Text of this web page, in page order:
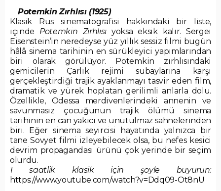
Potemkin Zırhlısı (1925)
Klasik Rus sinematografisi hakkındaki bir liste,
içinde Potemkin Zırhlısı yoksa eksik kalır. Sergei
Eisenstein’in neredeyse yüz yıllık sessiz filmi bugün
hâlâ sinema tarihinin en sürükleyici yapımlarından
biri olarak görülüyor. Potemkin zırhlısındaki
gemicilerin Çarlık rejimi subaylarına karşı
gerçekleştirdiği trajik ayaklanmayı tasvir eden film,
dramatik ve yürek hoplatan gerilimli anlarla dolu.
Özellikle, Odessa merdivenlerindeki annenin ve
savunmasız çocuğunun trajik ölümü sinema
tarihinin en can yakıcı ve unutulmaz sahnelerinden
biri. Eğer sinema seyircisi hayatında yalnızca bir
tane Sovyet filmi izleyebilecek olsa, bu nefes kesici
devrim propagandası ürünü çok yerinde bir seçim
olurdu.
1 saatlik klasik için şöyle buyurun:
https://www.youtube.com/watch?v=Ddq09-Ot8nU